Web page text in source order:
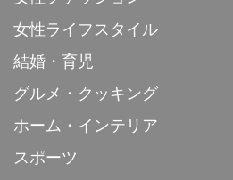
女性ライフスタイル
結婚・育児
グルメ・クッキング
ホーム・インテリア
スポーツ